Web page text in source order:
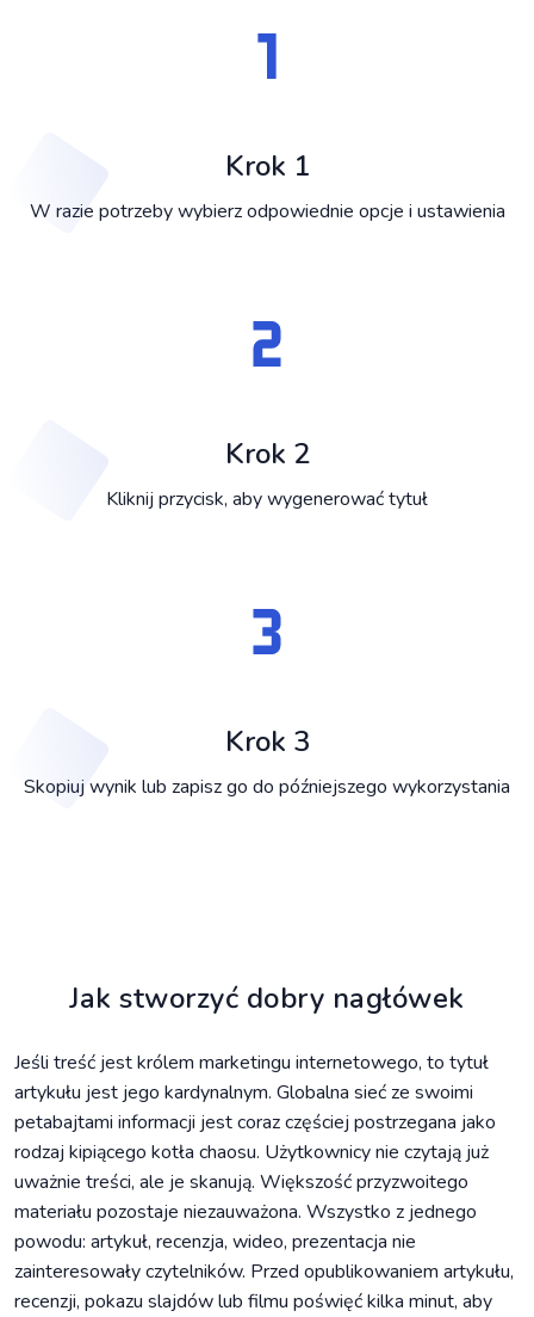
Krok 1
W razie potrzeby wybierz odpowiednie opcje i ustawienia
Krok 2
Kliknij przycisk, aby wygenerować tytuł
Krok 3
Skopiuj wynik lub zapisz go do późniejszego wykorzystania
Jak stworzyć dobry nagłówek
Jeśli treść jest królem marketingu internetowego, to tytuł
artykułu jest jego kardynalnym. Globalna sieć ze swoimi
petabajtami informacji jest coraz częściej postrzegana jako
rodzaj kipiącego kotła chaosu. Użytkownicy nie czytają już
uważnie treści, ale je skanują. Większość przyzwoitego
materiału pozostaje niezauważona. Wszystko z jednego
powodu: artykuł, recenzja, wideo, prezentacja nie
zainteresowały czytelników. Przed opublikowaniem artykułu,
recenzji, pokazu slajdów lub filmu poświęć kilka minut, aby